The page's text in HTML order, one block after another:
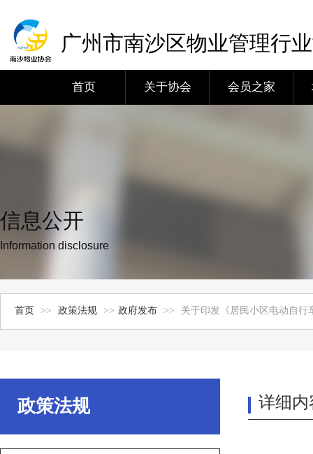
广州市南沙区物业管理行
首页 关于协会 会员之家
信息公开
Information disclosure
首页 >> 政策法规 >> 政府发布 >> 关于印发《居民小区电动自
政策法规 详细内